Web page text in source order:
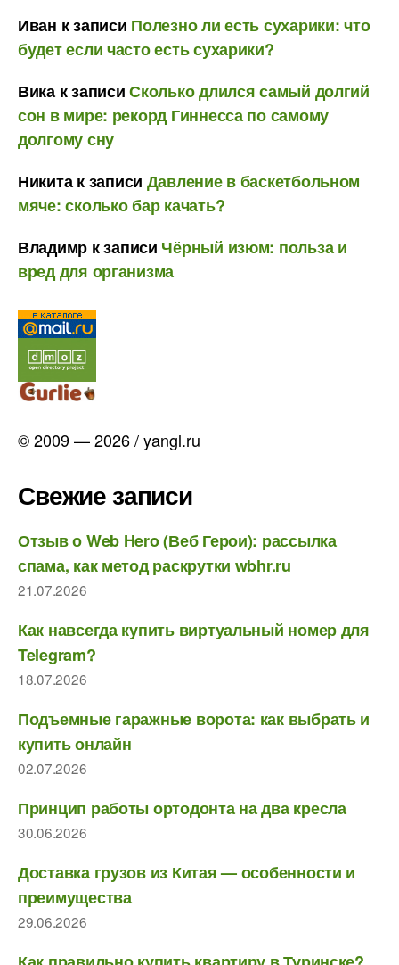
Иван к записи Полезно ли есть сухарики: что
будет если часто есть сухарики?
Викак записиСколько длился самый долгий
сон в мире: рекорд Гиннесса по самому
долгому сну
Никитак записи Давление в баскетбольном
мяче: сколько бар качать?
Владимр к записи Чёрный изюм: польза и
вред для организма
© 2009 — 2026 / yangl.ru
Свежие записи
Отзыв о Web Hero (Веб Герои): рассылка
спама, как метод раскрутки wbhr.ru
21.07.2026
Как навсегда купить виртуальный номер для
Telegram?
18.07.2026
Подъемные гаражные ворота: как выбрать и
купить онлайн
02.07.2026
Принцип работы ортодонта на два кресла
30.06.2026
Доставка грузов из Китая — особенности и
преимущества
29.06.2026